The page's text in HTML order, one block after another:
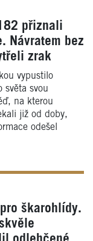
přiznali
Návratem bez
zrak
vypustilo
světa svou
na kterou
již od doby,
odešel
pro škarohlídy.